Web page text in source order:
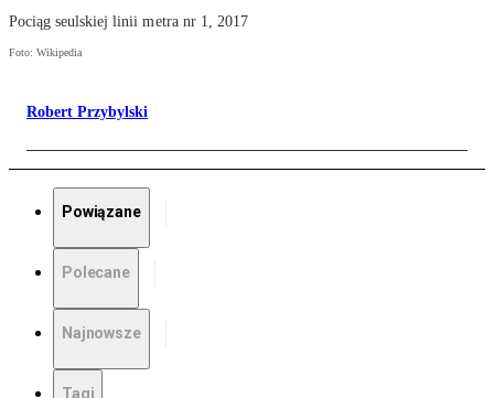
Pociąg seulskiej linii metra nr 1, 2017
Foto: Wikipedia
Robert Przybylski
Powiązane
Polecane
Najnowsze
Tagi